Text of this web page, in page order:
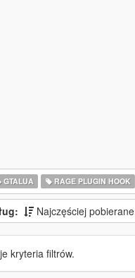
GTALUA RAGE PLUGIN HOOK
Najczęściej pobierane
kryteria filtrów.